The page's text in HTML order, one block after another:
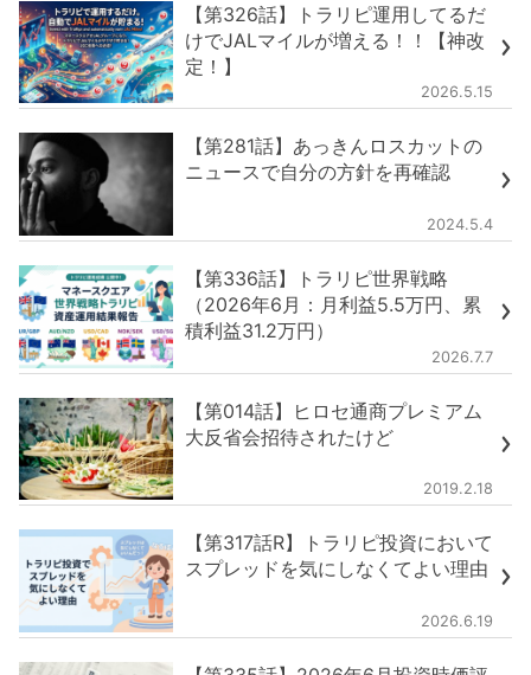
【第326話】トラリピ運用してるだ
けでJALマイルが増える！！【神改
定！】
2026.5.15
【第281話】あっきんロスカットの
ニュースで自分の方針を再確認
2024.5.4
【第336話】トラリピ世界戦略
（2026年6月：月利益5.5万円、累
積利益31.2万円）
2026.7.7
【第014話】ヒロセ通商プレミアム
大反省会招待されたけど
2019.2.18
【第317話R】トラリピ投資において
スプレッドを気にしなくてよい理由
2026.6.19